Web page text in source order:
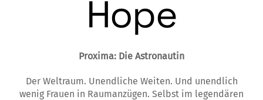
Hope
Proxima: Die Astronautin
Der Weltraum. Unendliche Weiten. Und unendlich
wenig Frauen in Raumanzügen. Selbst im legendären